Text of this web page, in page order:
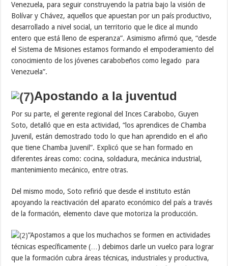
Venezuela, para seguir construyendo la patria bajo la visión de
Bolívar y Chávez, aquellos que apuestan por un país productivo,
desarrollado a nivel social, un territorio que le dice al mundo
entero que está lleno de esperanza”. Asimismo afirmó que, “desde
el Sistema de Misiones estamos formando el empoderamiento del
conocimiento de los jóvenes carabobeños como legado para
Venezuela”.
Apostando a la juventud
Por su parte, el gerente regional del Inces Carabobo, Guyen
Soto, detalló que en esta actividad, “los aprendices de Chamba
Juvenil, están demostrado todo lo que han aprendido en el año
que tiene Chamba Juvenil”. Explicó que se han formado en
diferentes áreas como: cocina, soldadura, mecánica industrial,
mantenimiento mecánico, entre otras.
Del mismo modo, Soto refirió que desde el instituto están
apoyando la reactivación del aparato económico del país a través
de la formación, elemento clave que motoriza la producción.
“Apostamos a que los muchachos se formen en actividades
técnicas específicamente (…) debimos darle un vuelco para lograr
que la formación cubra áreas técnicas, industriales y productiva,